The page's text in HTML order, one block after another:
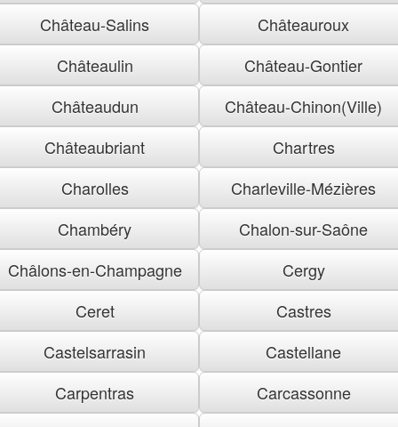
Château-Salins
Châteauroux
Châteaulin
Château-Gontier
Châteaudun
Château-Chinon(Ville)
Châteaubriant
Chartres
Charolles
Charleville-Mézières
Chambéry
Chalon-sur-Saône
Châlons-en-Champagne
Cergy
Ceret
Castres
Castelsarrasin
Castellane
Carpentras
Carcassonne